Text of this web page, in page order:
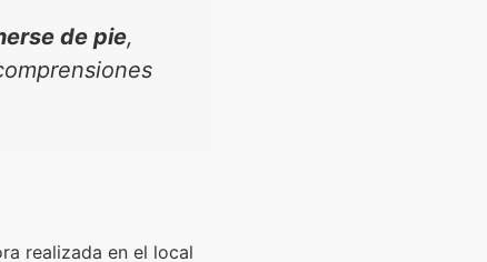
de pie,
realizada en el local